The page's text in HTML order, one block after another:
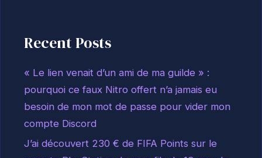
Recent Posts
« Le lien venait d’un ami de ma guilde » :
pourquoi ce faux Nitro offert n’a jamais eu
besoin de mon mot de passe pour vider mon
compte Discord
J’ai découvert 230 € de FIFA Points sur le